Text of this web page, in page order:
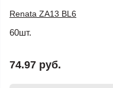
Renata ZA13 BL6
60шт.
74.97 руб.